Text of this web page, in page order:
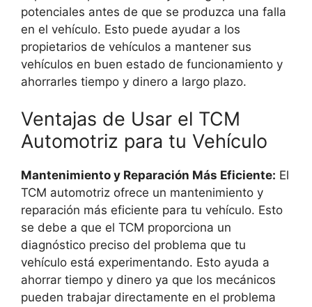
potenciales antes de que se produzca una falla
en el vehículo. Esto puede ayudar a los
propietarios de vehículos a mantener sus
vehículos en buen estado de funcionamiento y
ahorrarles tiempo y dinero a largo plazo.
Ventajas de Usar el TCM
Automotriz para tu Vehículo
Mantenimiento y Reparación Más Eficiente: El
TCM automotriz ofrece un mantenimiento y
reparación más eficiente para tu vehículo. Esto
se debe a que el TCM proporciona un
diagnóstico preciso del problema que tu
vehículo está experimentando. Esto ayuda a
ahorrar tiempo y dinero ya que los mecánicos
pueden trabajar directamente en el problema